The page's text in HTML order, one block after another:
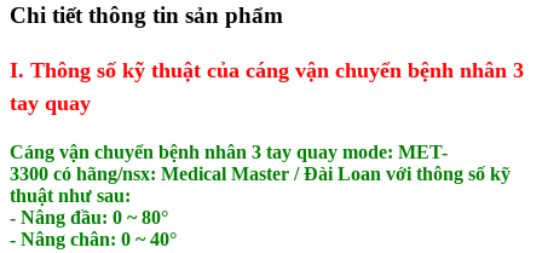
Chi tiết thông tin sản phẩm
I. Thông số kỹ thuật của cáng vận chuyển bệnh nhân 3
tay quay
Cáng vận chuyển bệnh nhân 3 tay quay mode: MET-
3300 có hãng/nsx: Medical Master / Đài Loan với thông số kỹ
thuật như sau:
- Nâng đầu: 0 ~ 80°
- Nâng chân: 0 ~ 40°